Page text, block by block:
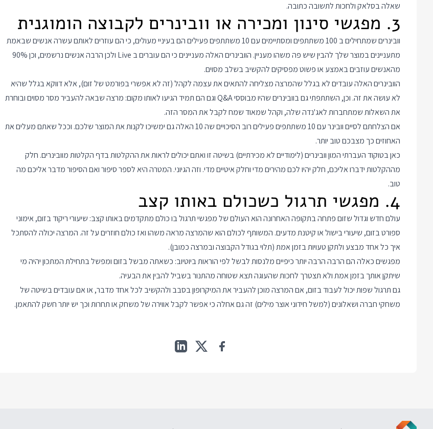
שאלה בסלאק ולחכות לתשובה כתובה.
3. מפגשי סינון ומכירה או וובינרים לקבוצה הומוגנית
וובינרים שמתחילים ב 100 משתתפים ומסתיימים עם 10 משתתפים פעילים הם בעיניי מעולים, כי הם עוזרים לאותם עשרה אנשים שבאמת
מתעניינים במוצר שלך להבין שיש פה משהו מעניין. הוובינרים האלה מעניינים כי הם עוברים ב Live ולכן הרבה אנשים נרשמים, וכן 90%
מהאנשים עוזבים באמצע או פשוט מפסיקים להקשיב בשלב מסוים.
הוובינרים האלה עובדים לא בגלל שהמרצה מצליחה להתאים את עצמה לקהל (זה לא אפשרי בפורמט של זום), אלא דווקא בגלל שהיא
לא עושה את זה. וכן, השתתפתי גם בוובינרים שהיו מבוססי Q&A וגם הם תמיד הגיעו לאותו מקום: מרצה שבאה להעביר מסר מסוים ובוחרת
את השאלות שמתחברות לאג'נדה שלה, וקהל שמאוד שמח לקבל את המסר הזה.
אם הצלחתם לסיים וובינר עם 10 משתתפים פעילים רוב הסיכויים שה 10 האלה גם ימשיכו לקנות את המוצר שלכם. וככל שאתם מעלים את
האחוזים כך מצבכם טוב יותר.
כאן בטוקוד העברתי המון וובינרים (לימודיים לא מכירתיים) בשיטה זו ואתם יכולים לראות את ההקלטות בדףהקלטות מוובינרים. חלק
מההקלטות ידברו אליכם, חלק יהיו לכם מהירים מדי וחלק איטיים מדי. וזה הגיוני. המטרה היא לספר סיפור ואם הסיפור מדבר אליכם מה
טוב.
4. מפגשי תרגול כשכולם באותו קצב
עולם חדש וגדול שזום פתחה בתקופה האחרונה הוא העולם של מפגשי תרגול בו כולם מתקדמים באותו קצב: שיעורי ריקוד בזום, אימוני
ספורט בזום, שיעורי בישול או קיטנת מדעים. המשותף לכולם הוא שהמרצה מראה משהו ואז כולם חוזרים על זה. המרצה יכולה להסתכל
איך כל אחד מבצע ולתקן טעויות בזמן אמת (תלוי בגודל הקבוצה ובמרצה כמובן).
מפגשים כאלה הם הרבה הרבה יותר כיפיים מלנסות לבשל לפי הוראות ביוטיוב: כשאתה מבשל בזום ומפשל בתחילת המתכון יהיה מי
שיתקן אותך בזמן אמת ולא תצטרך לחכות שהעוגה תצא שטוחה מהתנור בשביל להבין את הבעיה.
גם תרגול שפות יכול לעבוד בזום, אם המרצה מוכן להעביר את המיקרופון בסבב ולהקשיב לכל אחד מדבר, או אם עובדים בשיטה של
משחקי חברה ושאלונים (למשל חידוני אוצר מילים) זה גם אחלה כי אפשר לקבל אווירה של משחק או תחרות וכך יש יותר חשק להתאמן.